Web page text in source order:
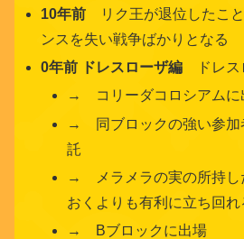
10年前 リク王が退位したこ
ンスを失い戦争ばかりとなる
0年前 ドレスローザ編 ドレス
→ コリーダコロシアムに
→ 同ブロックの強い参加
託
→ メラメラの実の所持し
おくよりも有利に立ち回れ
→ Bブロックに出場